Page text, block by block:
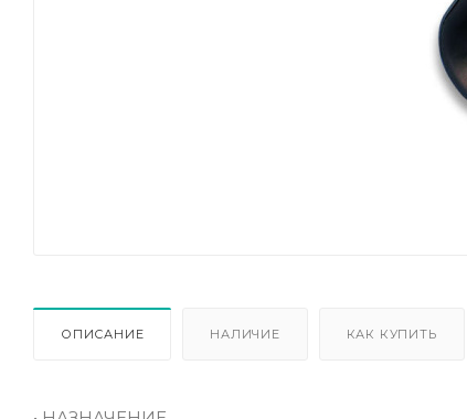
ОПИСАНИЕ НАЛИЧИЕ КАК КУПИТЬ